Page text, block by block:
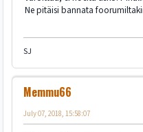
Ne pitäisi bannata
SJ
Memmu66
July 07, 2018, 15:58:07